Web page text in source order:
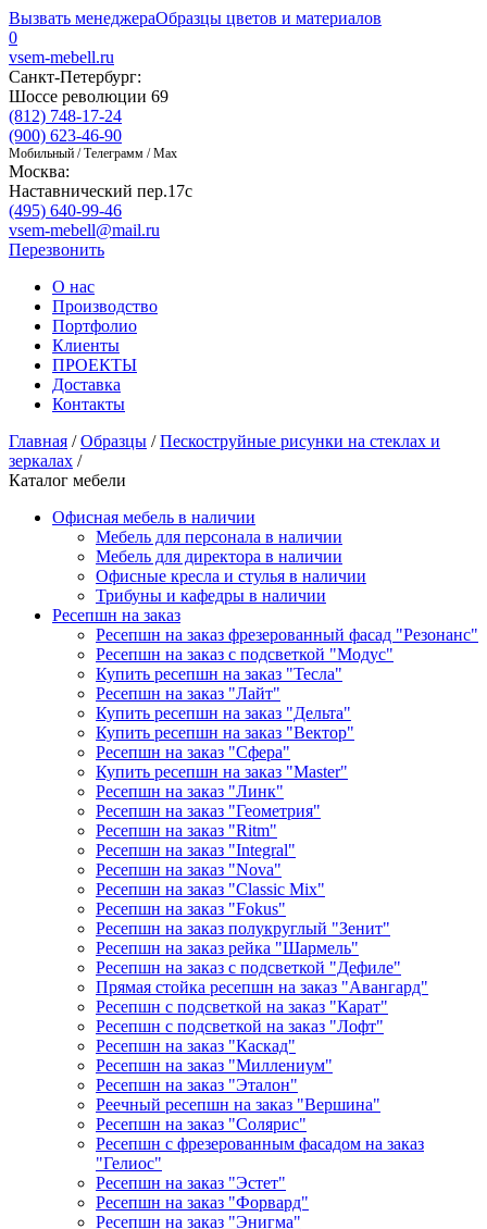
Вызвать менеджераОбразцы цветов и материалов
0
vsem-mebell.ru
Санкт-Петербург:
Шоссе революции 69
(812) 748-17-24
(900) 623-46-90
Мобильный / Телеграмм / Max
Москва:
Наставнический пер.17с
(495) 640-99-46
vsem-mebell@mail.ru
Перезвонить
О нас
Производство
Портфолио
Клиенты
ПРОЕКТЫ
Доставка
Контакты
Главная /Образцы /Пескоструйные рисунки на стеклах и
зеркалах /
Каталог мебели
Офисная мебель в наличии
Мебель для персонала в наличии
Мебель для директора в наличии
Офисные кресла и стулья в наличии
Трибуны и кафедры в наличии
Ресепшн на заказ
Ресепшн на заказ фрезерованный фасад "Резонанс"
Ресепшн на заказ с подсветкой "Модус"
Купить ресепшн на заказ "Тесла"
Ресепшн на заказ "Лайт"
Купить ресепшн на заказ "Дельта"
Купить ресепшн на заказ "Вектор"
Ресепшн на заказ "Сфера"
Купить ресепшн на заказ "Master"
Ресепшн на заказ "Линк"
Ресепшн на заказ "Геометрия"
Ресепшн на заказ "Ritm"
Ресепшн на заказ "Integral"
Ресепшн на заказ "Nova"
Ресепшн на заказ "Classic Mix"
Ресепшн на заказ "Fokus"
Ресепшн на заказ полукруглый "Зенит"
Ресепшн на заказ рейка "Шармель"
Ресепшн на заказ с подсветкой "Дефиле"
Прямая стойка ресепшн на заказ "Авангард"
Ресепшн с подсветкой на заказ "Карат"
Ресепшн с подсветкой на заказ "Лофт"
Ресепшн на заказ "Каскад"
Ресепшн на заказ "Миллениум"
Ресепшн на заказ "Эталон"
Реечный ресепшн на заказ "Вершина"
Ресепшн на заказ "Солярис"
Ресепшн с фрезерованным фасадом на заказ
"Гелиос"
Ресепшн на заказ "Эстет"
Ресепшн на заказ "Форвард"
Ресепшн на заказ "Энигма"